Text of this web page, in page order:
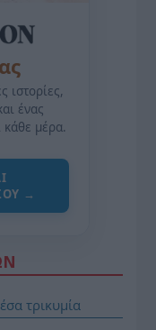
ιστορίες,
ένας
κάθε μέρα.
→
τρικυμία